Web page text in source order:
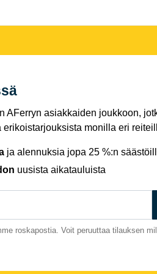
AFerryn asiakkaiden joukkoon,
monilla eri
ja alennuksia jopa 25 %:n
uusista aikatauluista
roskapostia. Voit peruuttaa tilauksen